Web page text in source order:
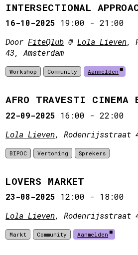
INTERSECTIONAL
16-10-2025 19:00 -21:00
DoorFiteQlub @ Lola Lieven,
43, Amsterdam
Workshop Community Aanmelden
AFRO TRAVESTI CINEMA
22-09-2025 16:00 -22:00
Lola Lieven, Rodenrijsstraat
BIPOC Vertoning Sprekers
LOVERS MARKET
23-08-2025 12:00 - 18:00
Lola Lieven, Rodenrijsstraat
Markt Community Aanmelden